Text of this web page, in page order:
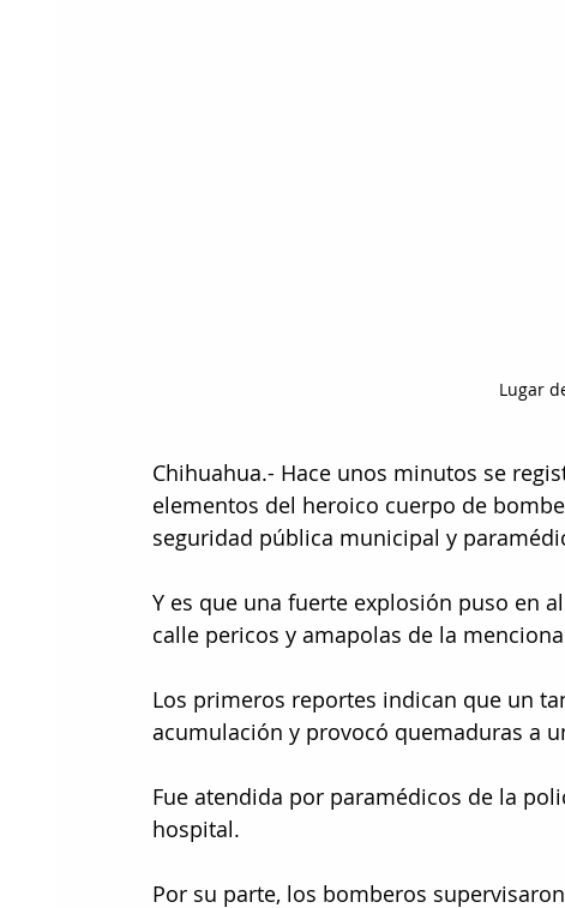
Lugar
Chihuahua.- Hace unos minutos se
elementos del heroico cuerpo de
seguridad pública municipal y
Y es que una fuerte explosión puso en
calle pericos y amapolas de la
Los primeros reportes indican que un
acumulación y provocó quemaduras a
Fue atendida por paramédicos de la
hospital.
Por su parte, los bomberos